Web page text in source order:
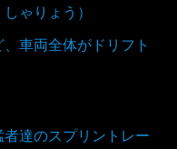
ゃりょう）
車両全体がドリフト
達のスプリントレー